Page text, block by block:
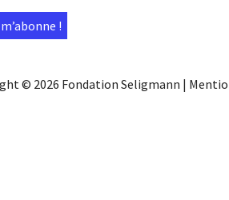
© 2026 Fondation Seligmann |